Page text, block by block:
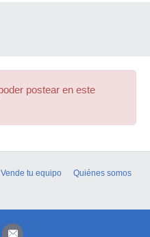
postear en este
Vende tu equipo
Quiénes somos